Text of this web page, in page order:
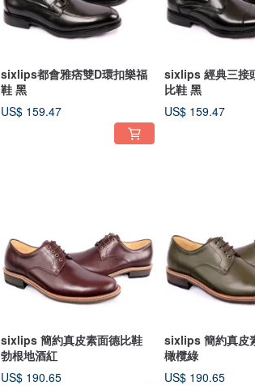
sixlips都會雅痞雙D環扣樂福
鞋 黑
US$ 159.47
sixlips 經典三接
比鞋 黑
US$ 159.47
sixlips 簡約真皮素面德比鞋
勃根地酒紅
US$ 190.65
sixlips 簡約真皮
橄欖綠
US$ 190.65